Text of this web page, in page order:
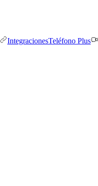
IntegracionesTeléfono Plus